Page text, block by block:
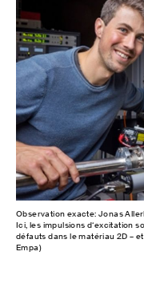
Observation exacte: Jonas
Ici, les impulsions d‘excitation
défauts dans le matériau 2D –
Empa)